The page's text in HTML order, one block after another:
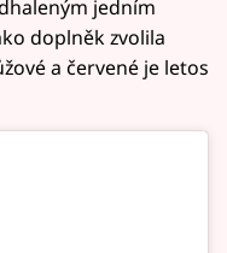
jedním
doplněk zvolila
a červené je letos